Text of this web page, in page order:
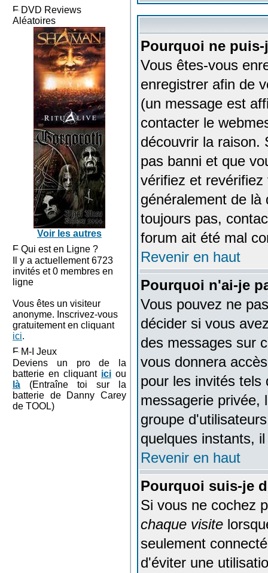
DVD Reviews
Aléatoires
Voir les autres
Qui est en Ligne ?
Il y a actuellement 6723
invités et 0 membres en
ligne
Vous êtes un visiteur
anonyme. Inscrivez-vous
gratuitement en cliquant
ici.
M-I Jeux
Deviens un pro de la
batterie en cliquant ici ou
là (Entraîne toi sur la
batterie de Danny Carey
de TOOL)
Pourquoi ne
Vous êtes-vous
enregistrer afin de
(un message est
contacter le
découvrir la raison.
pas banni et que
vérifiez et
généralement de là
toujours pas,
forum ait été mal
Revenir en haut
Pourquoi n'ai-je
Vous pouvez ne
décider si vous
des messages sur
vous donnera
pour les invités tels
messagerie privée,
groupe
quelques instants,
Revenir en haut
Pourquoi suis-je
Si vous ne cochez
chaque visite
seulement
d'éviter une